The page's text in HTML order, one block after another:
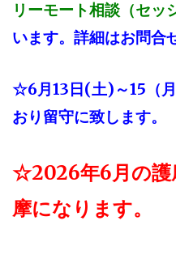
リーモート相談（セッ
います。 詳細はお問合
☆6月13日(土)～15（
おり留守に致します。
☆2026年6月の護
摩になります。